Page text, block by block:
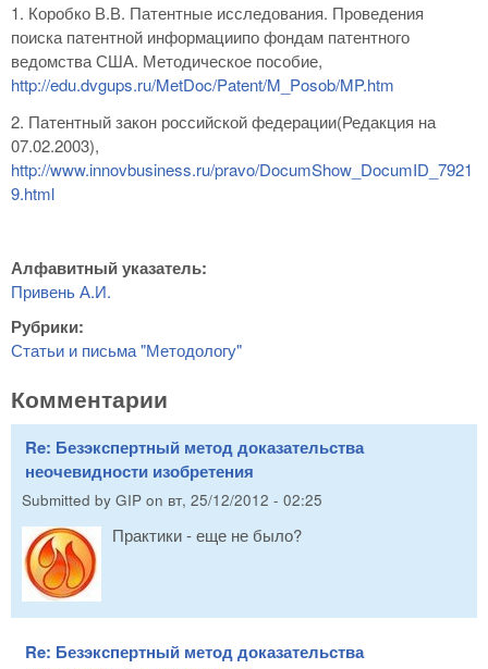
1. Коробко В.В. Патентные исследования. Проведения
поиска патентной информациипо фондам патентного
ведомства США. Методическое пособие,
http://edu.dvgups.ru/MetDoc/Patent/M_Posob/MP.htm
2. Патентный закон российской федерации(Редакция на
07.02.2003),
http://www.innovbusiness.ru/pravo/DocumShow_DocumID_7921
9.html
Алфавитный указатель:
Привень А.И.
Рубрики:
Статьи и письма "Методологу"
Комментарии
Re: Безэкспертный метод доказательства
неочевидности изобретения
Submitted by GIP on вт, 25/12/2012 - 02:25
Практики - еще не было?
Re: Безэкспертный метод доказательства